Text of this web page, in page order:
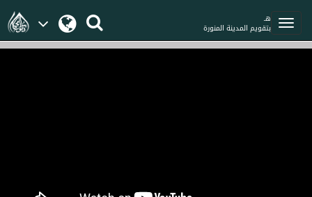
هـ
بتقويم المدينة المنورة